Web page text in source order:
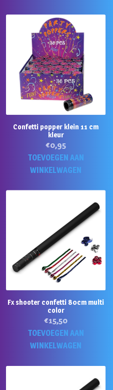
Confetti popper klein 11 cm
kleur
€0,95
TOEVOEGEN AAN
WINKELWAGEN
Fx shooter confetti 80cm multi
color
€15,50
TOEVOEGEN AAN
WINKELWAGEN